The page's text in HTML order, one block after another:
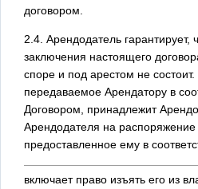
договором.
2.4. Арендодатель гарантирует,
заключения настоящего
споре и под арестом не
передаваемое Арендатору в
Договором, принадлежит
Арендодателя на
предоставленное ему в
включает право изъять его из